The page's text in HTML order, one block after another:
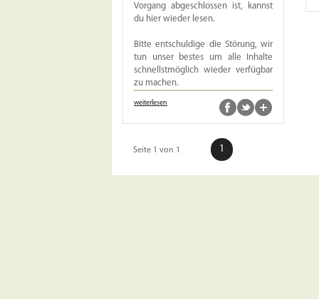
Vorgang abgeschlossen ist, kannst
du hier wieder lesen.
Bitte entschuldige die Störung, wir
tun unser bestes um alle Inhalte
schnellstmöglich wieder verfügbar
zu machen.
weiterlesen
Seite 1 von 1 1